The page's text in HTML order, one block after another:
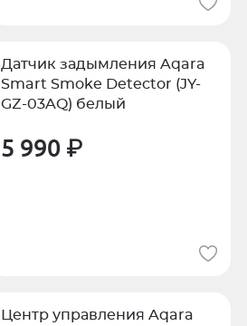
Датчик задымления Aqara
Smart Smoke Detector (JY-
GZ-03AQ) белый
5 990 ₽
Центр управления Aqara